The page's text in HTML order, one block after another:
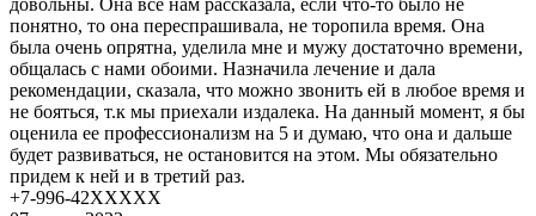
довольны. Она все нам рассказала, если что-то было не
понятно, то она переспрашивала, не торопила время. Она
была очень опрятна, уделила мне и мужу достаточно времени,
общалась с нами обоими. Назначила лечение и дала
рекомендации, сказала, что можно звонить ей в любое время и
не бояться, т.к мы приехали издалека. На данный момент, я бы
оценила ее профессионализм на 5 и думаю, что она и дальше
будет развиваться, не остановится на этом. Мы обязательно
придем к ней и в третий раз.
+7-996-42XXXXX